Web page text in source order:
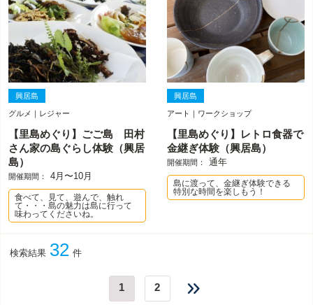
興居島
グルメ｜レジャー
【里島めぐり】ごご島 田村
さん家の島ぐらし体験（興居
島）
開催期間： 4月〜10月
食べて、見て、遊んで、触れ
て・・・島の魅力は島に行って
味わってくださいね。
興居島
アート｜ワークショップ
【里島めぐり】レトロ食器で
金継ぎ体験（興居島）
開催期間： 通年
島に渡って、金継ぎ体験できる
特別な時間を楽しもう！
検索結果 32 件
1 2